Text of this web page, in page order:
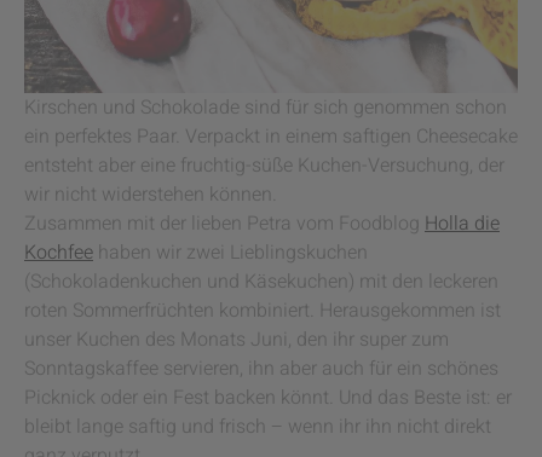
Kirschen und Schokolade sind für sich genommen schon
ein perfektes Paar. Verpackt in einem saftigen Cheesecake
entsteht aber eine fruchtig-süße Kuchen-Versuchung, der
wir nicht widerstehen können.
Zusammen mit der lieben Petra vom Foodblog Holla die
Kochfee haben wir zwei Lieblingskuchen
(Schokoladenkuchen und Käsekuchen) mit den leckeren
roten Sommerfrüchten kombiniert. Herausgekommen ist
unser Kuchen des Monats Juni, den ihr super zum
Sonntagskaffee servieren, ihn aber auch für ein schönes
Picknick oder ein Fest backen könnt. Und das Beste ist: er
bleibt lange saftig und frisch – wenn ihr ihn nicht direkt